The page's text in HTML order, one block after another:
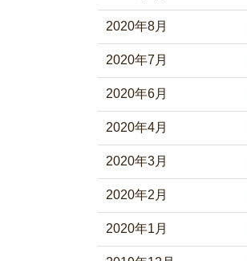
2020年8月
2020年7月
2020年6月
2020年4月
2020年3月
2020年2月
2020年1月